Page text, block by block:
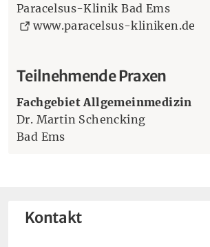
Paracelsus-Klinik Bad Ems
www.paracelsus-kliniken.de
Teilnehmende Praxen
Fachgebiet Allgemeinmedizin
Dr. Martin Schencking
Bad Ems
Kontakt